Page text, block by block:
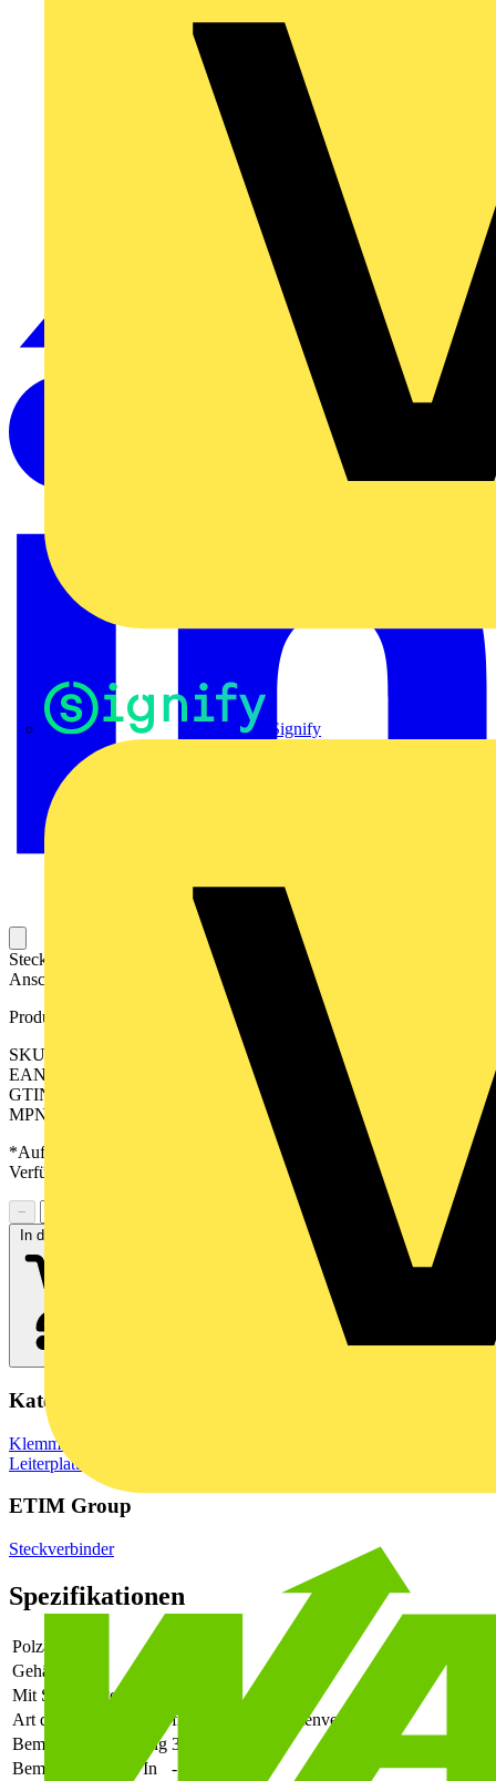
Signify
Steckbarer Leiterplatten-Anschluss mit innovativer
Anschlusstechnologie für eine sichere und intuitive Handhabung.
Produktkennzeichen
SKU: 2648190000
EAN: 04050118638783
GTIN: 04050118638783
MPN: CPS 5.08/04/270F SN GN BX
*Auf Anfrage verfügbar - bitte in den Warenkorb legen, um
Verfügbarkeit zu prüfen
−
In den Warenkorb
Kategorien
Klemmen, Steckverbinder & Verbindungselemente
Leiterplattensteckverbinder
ETIM Group
Steckverbinder
Spezifikationen
Polzahl
Gehäusefarbe
Mit Schutzleiter
Art der Verbindung
flexibler Leiterplattenverbinder
Bemessungsspannung 320
Bemessungsstrom In
-